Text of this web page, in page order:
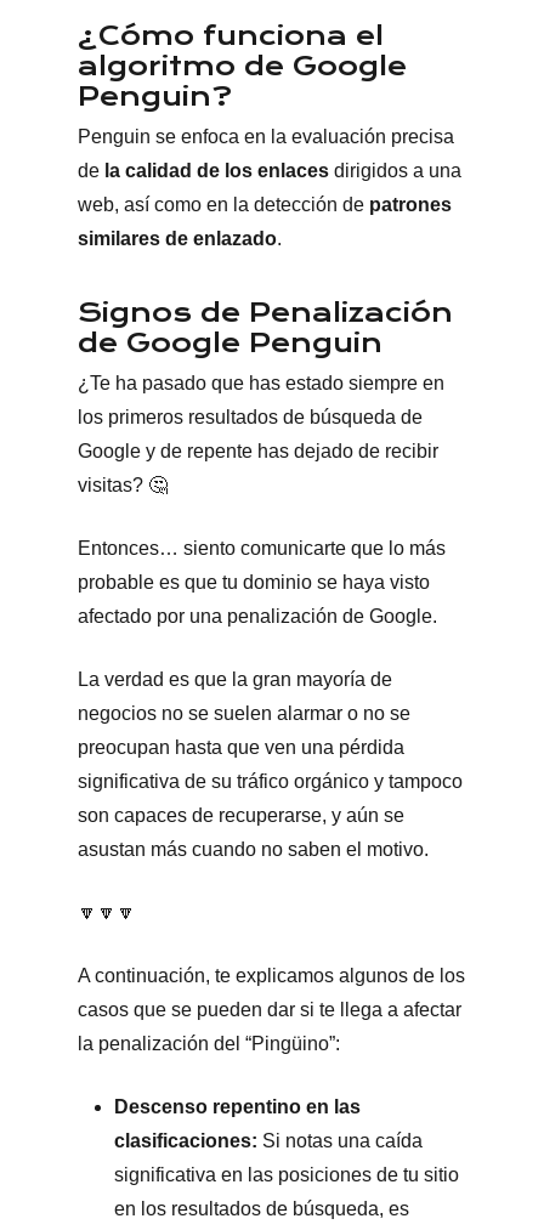
¿Cómo funciona el
algoritmo de Google
Penguin?
Penguin se enfoca en la evaluación precisa
de la calidad de los enlaces dirigidos a una
web, así como en la detección de patrones
similares de enlazado.
Signos de Penalización
de Google Penguin
¿Te ha pasado que has estado siempre en
los primeros resultados de búsqueda de
Google y de repente has dejado de recibir
visitas? 🤔
Entonces… siento comunicarte que lo más
probable es que tu dominio se haya visto
afectado por una penalización de Google.
La verdad es que la gran mayoría de
negocios no se suelen alarmar o no se
preocupan hasta que ven una pérdida
significativa de su tráfico orgánico y tampoco
son capaces de recuperarse, y aún se
asustan más cuando no saben el motivo.
🔽🔽🔽
A continuación, te explicamos algunos de los
casos que se pueden dar si te llega a afectar
la penalización del “Pingüino”:
Descenso repentino en las
clasificaciones: Si notas una caída
significativa en las posiciones de tu sitio
en los resultados de búsqueda, es